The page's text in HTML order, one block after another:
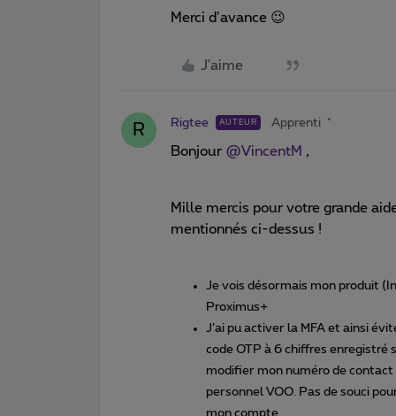
Merci d’avance 😉
J'aime
R Rigtee AUTEUR Apprenti
Bonjour @VincentM ,
Mille mercis pour votre grande
mentionnés ci-dessus !
Je vois désormais mon produit
Proximus+
J’ai pu activer la MFA et ainsi
code OTP à 6 chiffres enregistré
modifier mon numéro de contact
personnel VOO. Pas de souci
mon compte